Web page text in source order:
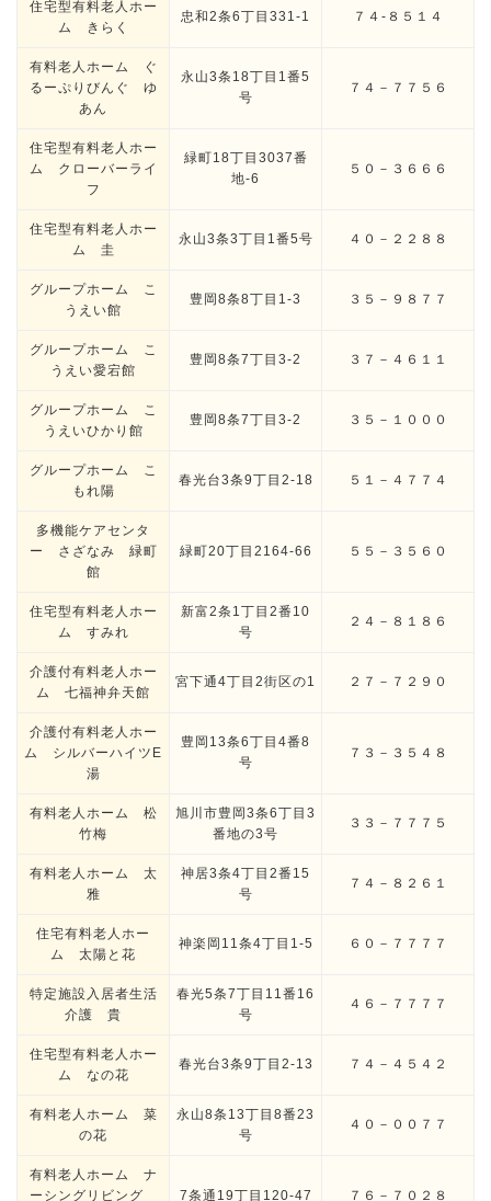
住宅型有料老人ホー
ム きらく
忠和2条6丁目331-1 ７４-８５１４
有料老人ホーム ぐ
るーぷりびんぐ ゆ
あん
永山3条18丁目1番5
号
７４－７７５６
住宅型有料老人ホー
ム クローバーライ
フ
緑町18丁目3037番
地-6
５０－３６６６
住宅型有料老人ホー
ム 圭
永山3条3丁目1番5号 ４０－２２８８
グループホーム こ
うえい館
豊岡8条8丁目1-3 ３５－９８７７
グループホーム こ
うえい愛宕館
豊岡8条7丁目3-2 ３７－４６１１
グループホーム こ
うえいひかり館
豊岡8条7丁目3-2 ３５－１０００
グループホーム こ
もれ陽
春光台3条9丁目2-18 ５１－４７７４
多機能ケアセンタ
ー さざなみ 緑町
館
緑町20丁目2164-66 ５５－３５６０
住宅型有料老人ホー
ム すみれ
新富2条1丁目2番10
号
２４－８１８６
介護付有料老人ホー
ム 七福神弁天館
宮下通4丁目2街区の1 ２７－７２９０
介護付有料老人ホー
ム シルバーハイツE
湯
豊岡13条6丁目4番8
号
７３－３５４８
有料老人ホーム 松
竹梅
旭川市豊岡3条6丁目3
番地の3号
３３－７７７５
有料老人ホーム 太
雅
神居3条4丁目2番15
号
７４－８２６１
住宅有料老人ホー
ム 太陽と花
神楽岡11条4丁目1-5 ６０－７７７７
特定施設入居者生活
介護 貴
春光5条7丁目11番16
号
４６－７７７７
住宅型有料老人ホー
ム なの花
春光台3条9丁目2-13 ７４－４５４２
有料老人ホーム 菜
の花
永山8条13丁目8番23
号
４０－００７７
有料老人ホーム ナ
ーシングリビング
7条通19丁目120-47 ７６－７０２８